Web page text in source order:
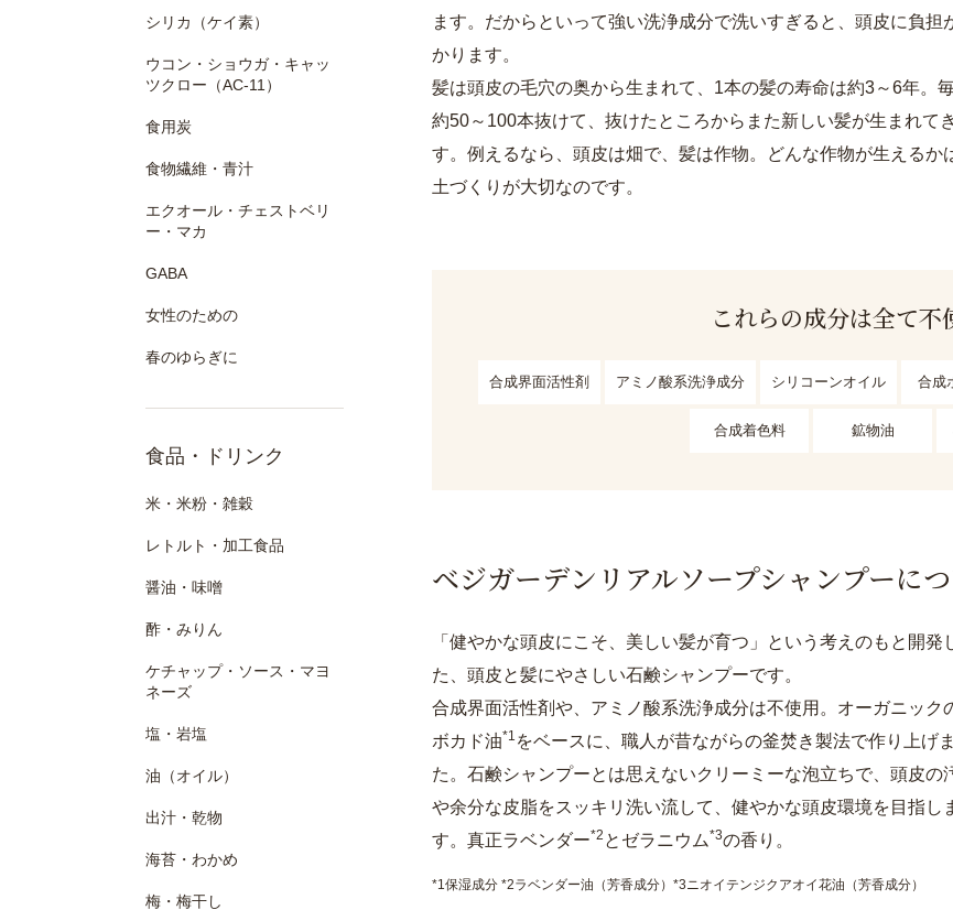
シリカ（ケイ素）
ウコン・ショウガ・キャッ
ツクロー（AC-11）
食用炭
食物繊維・青汁
エクオール・チェストベリ
ー・マカ
GABA
女性のための
春のゆらぎに
食品・ドリンク
米・米粉・雑穀
レトルト・加工食品
醤油・味噌
酢・みりん
ケチャップ・ソース・マヨ
ネーズ
塩・岩塩
油（オイル）
出汁・乾物
海苔・わかめ
梅・梅干し
ます。だからといって強い洗浄成分で洗いすぎると、頭皮に負担
かります。
髪は頭皮の毛穴の奥から生まれて、1本の髪の寿命は約3～6年。
約50～100本抜けて、抜けたところからまた新しい髪が生まれて
す。例えるなら、頭皮は畑で、髪は作物。どんな作物が生えるか
土づくりが大切なのです。
これらの成分は全て不
合成界面活性剤 アミノ酸系洗浄成分 シリコーンオイル 合成
合成着色料 鉱物油
ベジガーデンリアルソープシャンプーに
「健やかな頭皮にこそ、美しい髪が育つ」という考えのもと開発
た、頭皮と髪にやさしい石鹸シャンプーです。
合成界面活性剤や、アミノ酸系洗浄成分は不使用。オーガニック
ボカド油*1 をベースに、職人が昔ながらの釜焚き製法で作り上げ
た。石鹸シャンプーとは思えないクリーミーな泡立ちで、頭皮の
や余分な皮脂をスッキリ洗い流して、健やかな頭皮環境を目指し
す。真正ラベンダー*2 とゼラニウム*3の香り。
*1保湿成分 *2ラベンダー油（芳香成分）*3ニオイテンジクアオイ花油（芳香成分）